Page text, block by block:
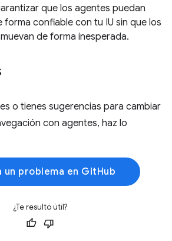
que los agentes puedan
forma confiable con tu IU sin que los
de forma inesperada.
o tienes sugerencias para cambiar
con agentes, haz lo
un problema en GitHub
¿Te resultó útil?